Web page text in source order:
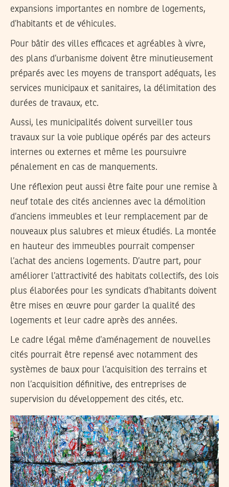
expansions importantes en nombre de logements,
d’habitants et de véhicules.
Pour bâtir des villes efficaces et agréables à vivre,
des plans d’urbanisme doivent être minutieusement
préparés avec les moyens de transport adéquats, les
services municipaux et sanitaires, la délimitation des
durées de travaux, etc.
Aussi, les municipalités doivent surveiller tous
travaux sur la voie publique opérés par des acteurs
internes ou externes et même les poursuivre
pénalement en cas de manquements.
Une réflexion peut aussi être faite pour une remise à
neuf totale des cités anciennes avec la démolition
d’anciens immeubles et leur remplacement par de
nouveaux plus salubres et mieux étudiés. La montée
en hauteur des immeubles pourrait compenser
l’achat des anciens logements. D’autre part, pour
améliorer l’attractivité des habitats collectifs, des lois
plus élaborées pour les syndicats d’habitants doivent
être mises en œuvre pour garder la qualité des
logements et leur cadre après des années.
Le cadre légal même d’aménagement de nouvelles
cités pourrait être repensé avec notamment des
systèmes de baux pour l’acquisition des terrains et
non l’acquisition définitive, des entreprises de
supervision du développement des cités, etc.